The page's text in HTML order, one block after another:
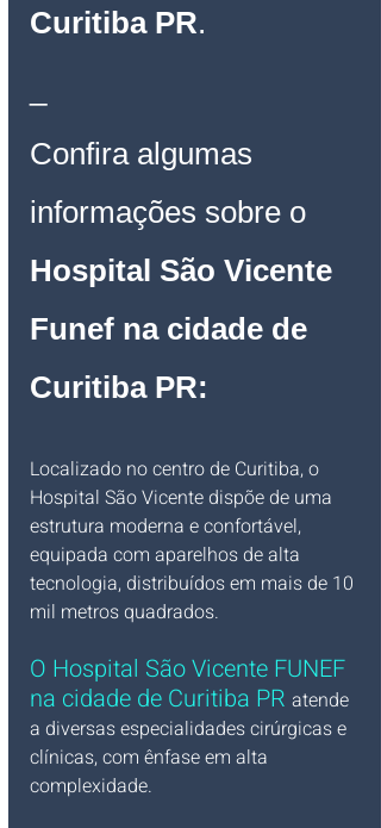
Curitiba PR.
Confira algumas
informações sobre o
Hospital São Vicente
Funef na cidade de
Curitiba PR:
Localizado no centro de Curitiba, o
Hospital São Vicente dispõe de uma
estrutura moderna e confortável,
equipada com aparelhos de alta
tecnologia, distribuídos em mais de 10
mil metros quadrados.
O Hospital São Vicente FUNEF
na cidade de Curitiba PR atende
a diversas especialidades cirúrgicas e
clínicas, com ênfase em alta
complexidade.